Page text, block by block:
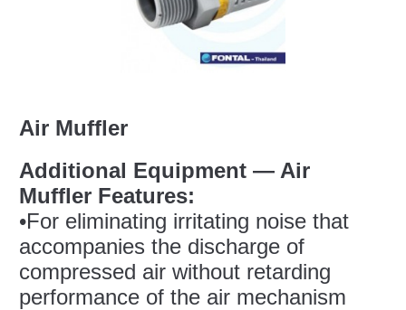
Air Muffler
Additional Equipment — Air
Muffler Features:
•For eliminating irritating noise that
accompanies the discharge of
compressed air without retarding
performance of the air mechanism